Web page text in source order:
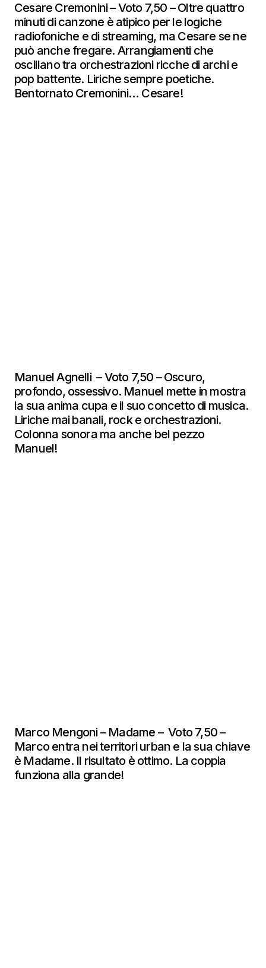
Cesare Cremonini – Voto 7,50 – Oltre quattro
minuti di canzone è atipico per le logiche
radiofoniche e di streaming, ma Cesare se ne
può anche fregare. Arrangiamenti che
oscillano tra orchestrazioni ricche di archi e
pop battente. Liriche sempre poetiche.
Bentornato Cremonini… Cesare!
Manuel Agnelli – Voto 7,50 – Oscuro,
profondo, ossessivo. Manuel mette in mostra
la sua anima cupa e il suo concetto di musica.
Liriche mai banali, rock e orchestrazioni.
Colonna sonora ma anche bel pezzo
Manuel!
Marco Mengoni – Madame – Voto 7,50 –
Marco entra nei territori urban e la sua chiave
è Madame. Il risultato è ottimo. La coppia
funziona alla grande!